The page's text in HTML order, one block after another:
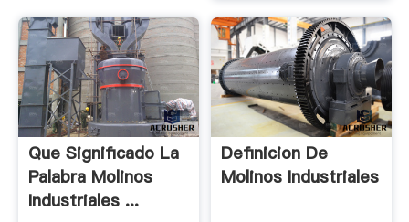
Que Significado La
Palabra Molinos
Industriales ...
Definicion De
Molinos Industriales